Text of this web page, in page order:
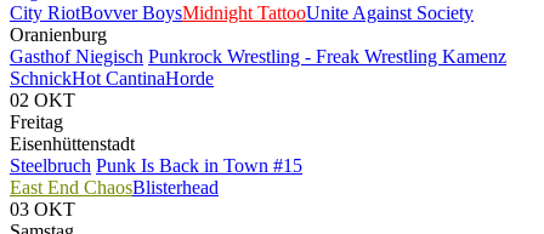
City RiotBovver BoysMidnight TattooUnite Against Society
Oranienburg
Gasthof Niegisch Punkrock Wrestling - Freak Wrestling Kamenz
SchnickHot CantinaHorde
02 OKT
Freitag
Eisenhüttenstadt
Steelbruch Punk Is Back in Town #15
East End ChaosBlisterhead
03 OKT